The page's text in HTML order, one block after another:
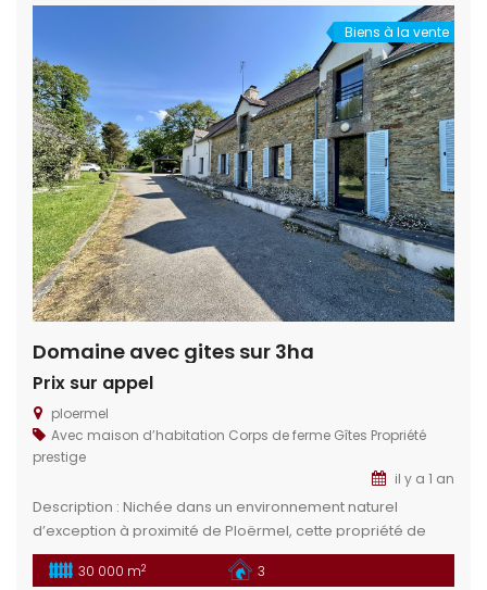
Biens à la vente
Domaine avec gites sur 3ha
Prix sur appel
ploermel
Avec maison d’habitation Corps de ferme Gîtes Propriété
prestige
il y a 1 an
Description : Nichée dans un environnement naturel
d’exception à proximité de Ploërmel, cette propriété de
charme est une opportunité rare pour les passionnés de
chevaux comme pour les amoureux de la nature. Un lieu
30 000 m2 3